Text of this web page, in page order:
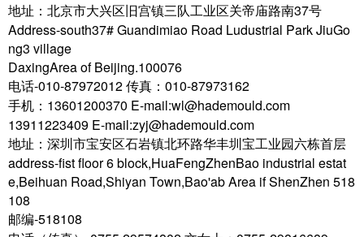
地址：北京市大兴区旧宫镇三队工业区关帝庙路南37号
Address-south37# Guandimiao Road Ludustrial Park JiuGo
ng3 village
DaxingArea of Beijing.100076
电话-010-87972012 传真：010-87973162
手机：13601200370 E-mail:wl@hademould.com
13911223409 E-mail:zyj@hademould.com
地址：深圳市宝安区石岩镇北环路华丰圳宝工业园六栋首层
address-fist floor 6 block,HuaFengZhenBao industrial estat
e,Beihuan Road,Shiyan Town,Bao'ab Area if ShenZhen 518
108
邮编-518108